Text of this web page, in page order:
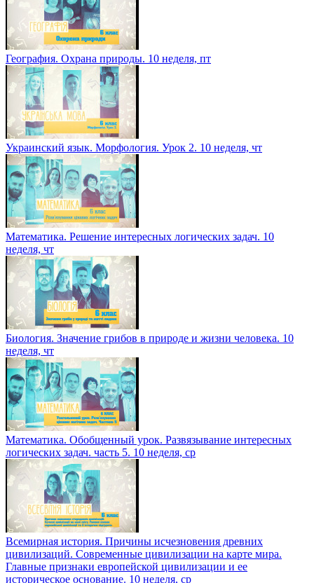
География. Охрана природы. 10 неделя, пт
Украинский язык. Морфология. Урок 2. 10 неделя, чт
Математика. Решение интересных логических задач. 10
неделя, чт
Биология. Значение грибов в природе и жизни человека. 10
неделя, чт
Математика. Обобщенный урок. Развязывание интересных
логических задач. часть 5. 10 неделя, ср
Всемирная история. Причины исчезновения древних
цивилизаций. Современные цивилизации на карте мира.
Главные признаки европейской цивилизации и ее
историческое основание. 10 неделя, ср